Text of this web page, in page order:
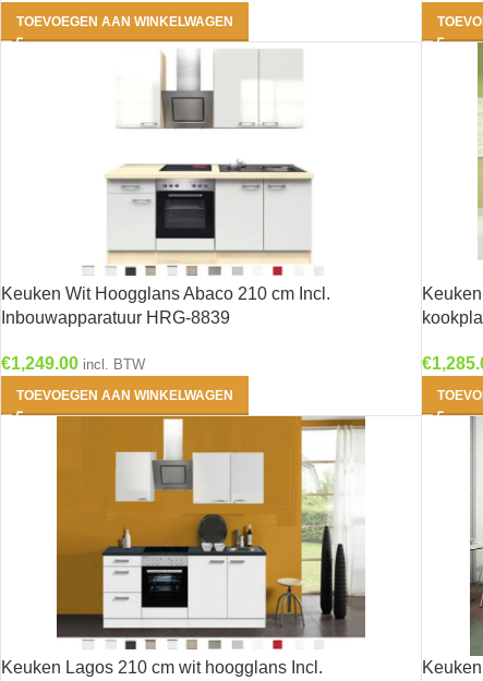
TOEVOEGEN AAN WINKELWAGEN
Keuken Wit Hoogglans Abaco 210 cm Incl.
Inbouwapparatuur HRG-8839
€1,249.00 incl. BTW
TOEVOEGEN AAN WINKELWAGEN
€
Keuken Lagos 210 cm wit hoogglans Incl.